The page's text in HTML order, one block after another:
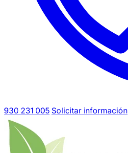
930 231 005 Solicitar información